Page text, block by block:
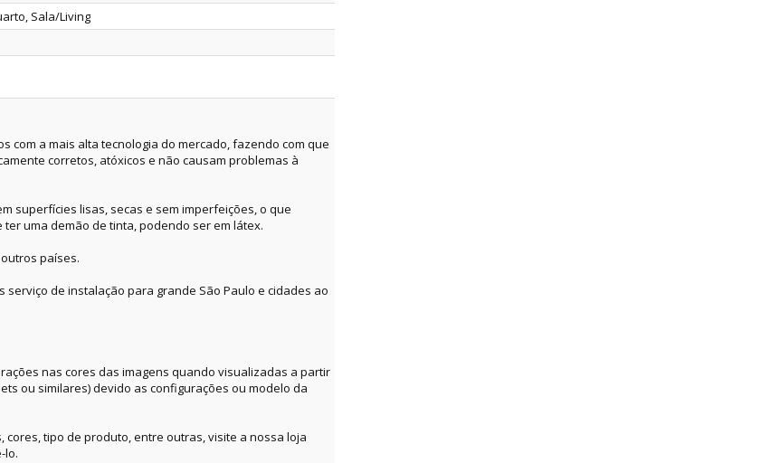
Sala/Living
com a mais alta tecnologia do mercado, fazendo com que
corretos, atóxicos e não causam problemas à
superfícies lisas, secas e sem imperfeições, o que
uma demão de tinta, podendo ser em látex.
países.
serviço de instalação para grande São Paulo e cidades ao
nas cores das imagens quando visualizadas a partir
ou similares) devido as configurações ou modelo da
tipo de produto, entre outras, visite a nossa loja
lo.